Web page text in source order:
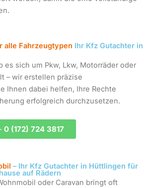
alle Fahrzeugtypen Ihr Kfz Gutachter in
es sich um Pkw, Lkw, Motorräder oder
– wir erstellen präzise
Ihnen dabei helfen, Ihre Rechte
erfolgreich durchzusetzen.
0 (172) 724 3817
– Ihr Kfz Gutachter in Hüttlingen für
auf Rädern
oder Caravan bringt oft